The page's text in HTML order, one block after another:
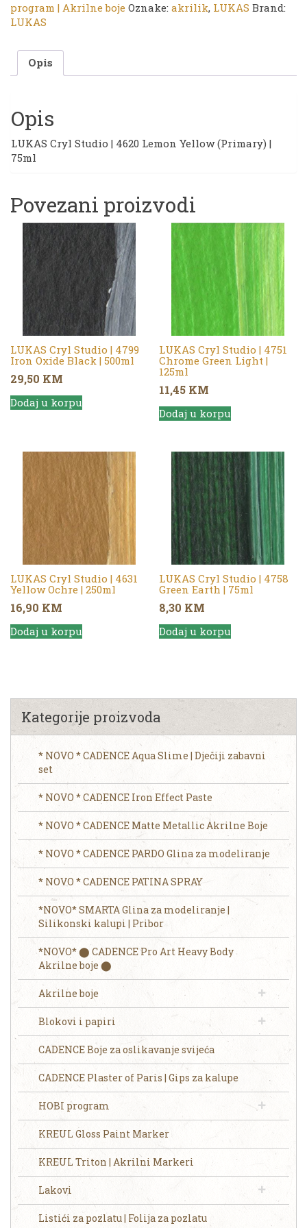
4620
Lemon
(Primary)
75ml
program | Akrilne boje Oznake: akrilik, LUKAS Brand:
LUKAS
Opis
Opis
LUKAS Cryl Studio | 4620 Lemon Yellow (Primary) |
75ml
Povezani proizvodi
LUKAS Cryl Studio | 4799
Iron Oxide Black | 500ml
29,50 KM
Dodaj u korpu
LUKAS Cryl Studio | 4751
Chrome Green Light |
125ml
11,45 KM
Dodaj u korpu
LUKAS Cryl Studio | 4631
Yellow Ochre | 250ml
16,90 KM
Dodaj u korpu
LUKAS Cryl Studio | 4758
Green Earth | 75ml
8,30 KM
Dodaj u korpu
Kategorije proizvoda
* NOVO * CADENCE Aqua Slime | Dječiji zabavni
set
* NOVO * CADENCE Iron Effect Paste
* NOVO * CADENCE Matte Metallic Akrilne Boje
* NOVO * CADENCE PARDO Glina za modeliranje
* NOVO * CADENCE PATINA SPRAY
*NOVO* SMARTA Glina za modeliranje |
Silikonski kalupi | Pribor
*NOVO* ⬤ CADENCE Pro Art Heavy Body
Akrilne boje ⬤
Akrilne boje
Blokovi i papiri
CADENCE Boje za oslikavanje svijeća
CADENCE Plaster of Paris | Gips za kalupe
HOBI program
KREUL Gloss Paint Marker
KREUL Triton | Akrilni Markeri
Lakovi
Listići za pozlatu | Folija za pozlatu